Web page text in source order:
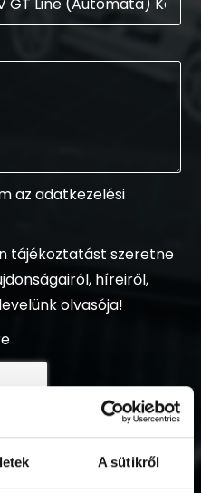
A sütikről
az adatkezelési
tájékoztatást szeretne
híreiről,
olvasója!